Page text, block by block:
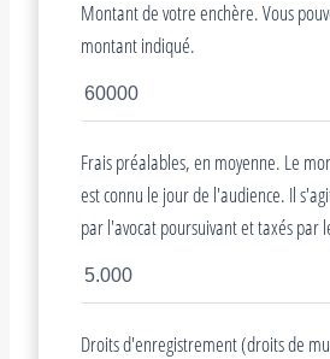
Montant de votre enchère. Vous
montant indiqué.
Frais préalables, en moyenne. Le
est connu le jour de l'audience. Il
par l'avocat poursuivant et taxés par
Droits d'enregistrement (droits de